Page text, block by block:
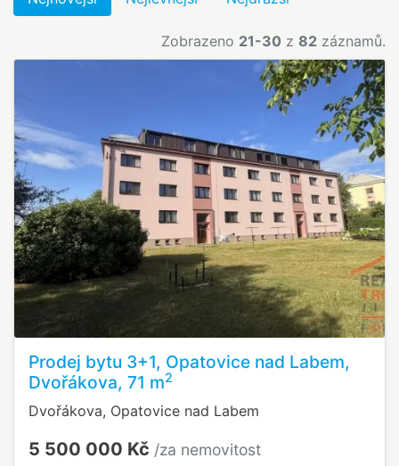
Zobrazeno 21-30 z 82 záznamů.
Prodej bytu 3+1, Opatovice nad Labem,
Dvořákova, 71 m2
Dvořákova, Opatovice nad Labem
5 500 000 Kč /za nemovitost